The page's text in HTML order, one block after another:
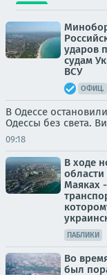
ударов
судам
ВСУ
ОФИЦ.
В Одессе
Одессы без света.
09:18
В ходе
Маяках
ПАБЛИКИ
Во
был